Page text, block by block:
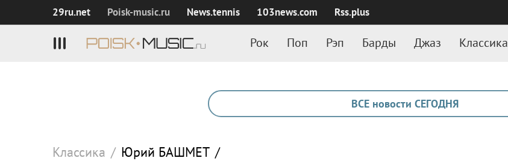
29ru.net Poisk‑music.ru News.tennis 103news.com Rss.plus
Рок Поп Рэп Барды Джаз Классика
ВСЕ новости СЕГОДНЯ
Классика / Юрий БАШМЕТ /